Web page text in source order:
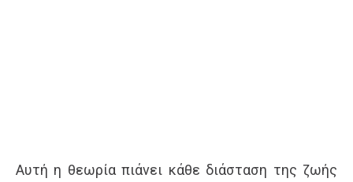
Αυτή η θεωρία πιάνει κάθε διάσταση της ζωής